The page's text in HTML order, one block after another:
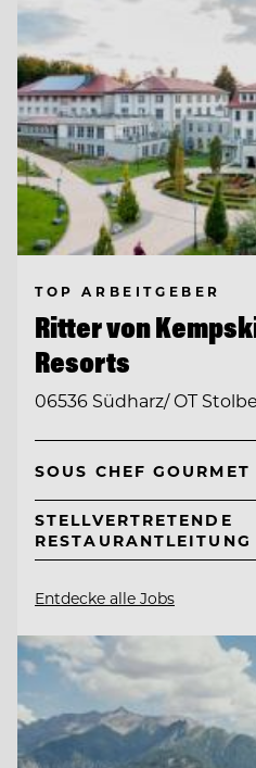
TOP ARBEITGEBER
Ritter von
Resorts
06536 Südharz/ OT
SOUS CHEF
STELLVERTRETENDE
Entdecke alle Jobs